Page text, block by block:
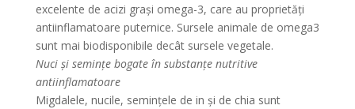
excelente de acizi grași omega-3, care au proprietăți
antiinflamatoare puternice. Sursele animale de omega3
sunt mai biodisponibile decât sursele vegetale.
Nuci și semințe bogate în substanțe nutritive
antiinflamatoare
Migdalele, nucile, semințele de in și de chia sunt